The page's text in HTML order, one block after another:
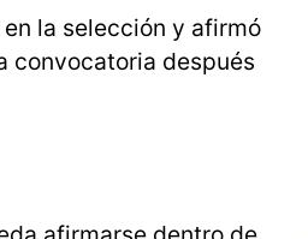
en la selección y afirmó
convocatoria después